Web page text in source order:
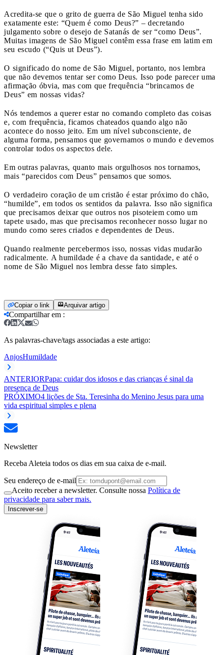
Acredita-se que o grito de guerra de São Miguel tenha sido
exatamente este: “Quem é como Deus?” – decretando
julgamento sobre o desejo de Satanás de ser “como Deus”.
Muitas imagens de São Miguel contêm essa frase em latim em
seu escudo (“Quis ut Deus”).
O significado do nome de São Miguel, portanto, nos lembra
que não devemos tentar ser como Deus. Isso pode parecer uma
afirmação óbvia, mas com que frequência “brincamos de
Deus” em nossas vidas?
Nós tendemos a querer estar no comando completo das coisas
e, com frequência, ficamos chateados quando algo não
acontece do nosso jeito. Em um nível subconsciente, de
alguma forma, pensamos que governamos o mundo e devemos
controlar todos os aspectos dele.
Em outras palavras, quanto mais orgulhosos nos tornamos,
mais “parecidos com Deus” pensamos que somos.
O verdadeiro coração de um cristão é estar próximo do chão,
“humilde”, em todos os sentidos da palavra. Isso não significa
que precisamos deixar que outros nos pisoteiem como um
tapete usado, mas que precisamos reconhecer nosso lugar no
mundo como seres criados e dependentes de Deus.
Quando realmente percebermos isso, nossas vidas mudarão
radicalmente. A humildade é a chave da santidade, e até o
nome de São Miguel nos lembra desse fato simples.
Copiar o link Arquivar artigo
Compartilhar em :
As palavras-chave/tags associadas a este artigo:
AnjosHumildade
ANTERIORPapa: cuidar dos idosos e das crianças é sinal da
presença de Deus
PRÓXIMO4 lições de Sta. Teresinha do Menino Jesus para uma
vida espiritual simples e plena
Newsletter
Receba Aleteia todos os dias em sua caixa de e-mail.
Seu endereço de e-mail
Aceito receber a newsletter. Consulte nossa Política de
privacidade para saber mais.
Inscrever-se